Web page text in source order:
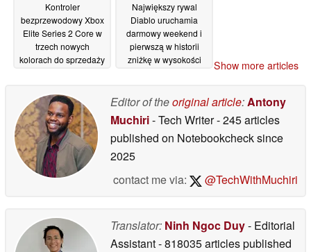
Kontroler
bezprzewodowy Xbox
Elite Series 2 Core w
trzech nowych
kolorach do sprzedaży
Największy rywal
Diablo uruchamia
darmowy weekend i
pierwszą w historii
zniżkę w wysokości
Show more articles
Editor of theoriginal article:Antony
Muchiri- Tech Writer- 245 articles
published on Notebookchecksince
2025
contact me via:
@TechWithMuchiri
Translator: Ninh Ngoc Duy- Editorial
Assistant- 818035 articles published